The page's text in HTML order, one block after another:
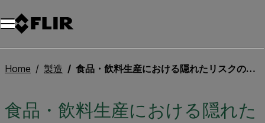
Home 製造 食品・飲料生産における隠れたリスクの低減
食品・飲料生産における隠れた